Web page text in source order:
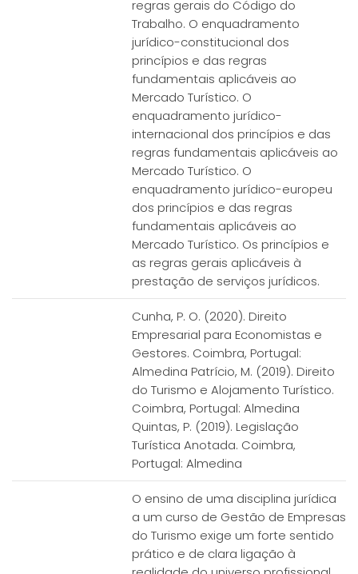
regras gerais do Código do
Trabalho. O enquadramento
jurídico-constitucional dos
princípios e das regras
fundamentais aplicáveis ao
Mercado Turístico. O
enquadramento jurídico-
internacional dos princípios e das
regras fundamentais aplicáveis ao
Mercado Turístico. O
enquadramento jurídico-europeu
dos princípios e das regras
fundamentais aplicáveis ao
Mercado Turístico. Os princípios e
as regras gerais aplicáveis à
prestação de serviços jurídicos.
Cunha, P. O. (2020). Direito
Empresarial para Economistas e
Gestores. Coimbra, Portugal:
Almedina Patrício, M. (2019). Direito
do Turismo e Alojamento Turístico.
Coimbra, Portugal: Almedina
Quintas, P. (2019). Legislação
Turística Anotada. Coimbra,
Portugal: Almedina
O ensino de uma disciplina jurídica
a um curso de Gestão de Empresas
do Turismo exige um forte sentido
prático e de clara ligação à